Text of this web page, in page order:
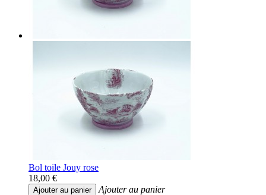
Bol toile Jouy rose
18,00 €
Ajouter au panier
Ajouter au panier